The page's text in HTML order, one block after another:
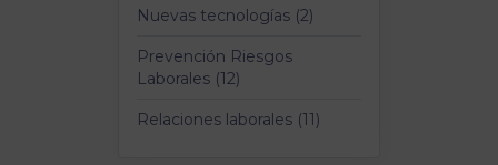
Nuevas tecnologías (2)
Prevención Riesgos
Laborales (12)
Relaciones laborales (11)